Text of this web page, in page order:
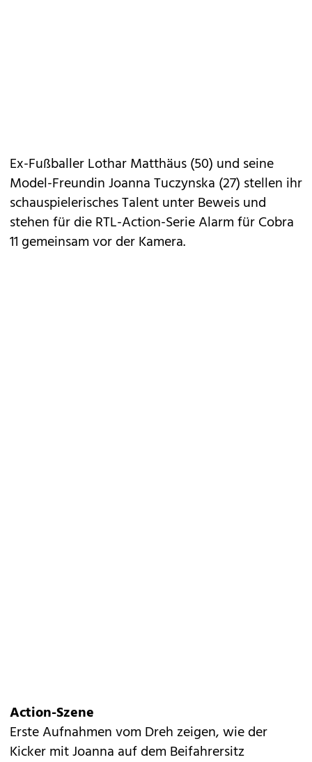
Ex-FußballerLothar Matthäus(50) und seine
Model-Freundin Joanna Tuczynska (27) stellen ihr
schauspielerisches Talent unter Beweis und
stehen für die RTL-Action-SerieAlarm für Cobra
11gemeinsam vor der Kamera.
Action-Szene
Erste Aufnahmen vom Dreh zeigen, wie der
Kicker mit Joanna auf dem Beifahrersitz